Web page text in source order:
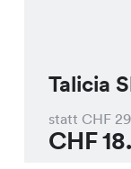
Talicia
statt CHF 29
CHF